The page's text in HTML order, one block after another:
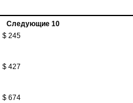
Следующие 10
$ 245
$ 427
$ 674